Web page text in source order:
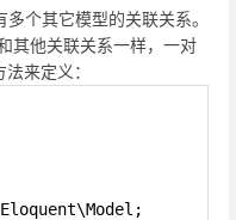
个其它模型的关联关系。
其他关联关系一样，一对
来定义：
;